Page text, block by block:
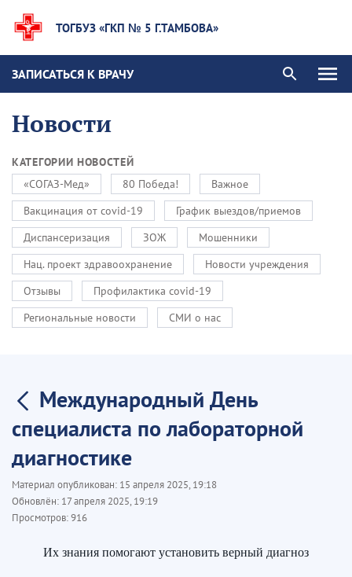
ТОГБУЗ «ГКП № 5 Г.ТАМБОВА»
ЗАПИСАТЬСЯ К ВРАЧУ
Новости
КАТЕГОРИИ НОВОСТЕЙ
«СОГАЗ-Мед»
80 Победа!
Важное
Вакцинация от covid-19
График выездов/приемов
Диспансеризация
ЗОЖ
Мошенники
Нац. проект здравоохранение
Новости учреждения
Отзывы
Профилактика covid-19
Региональные новости
СМИ о нас
Международный День
специалиста по лабораторной
диагностике
Материал опубликован: 15 апреля 2025, 19:18
Обновлён: 17 апреля 2025, 19:19
Просмотров:916
Их знания помогают установить верный диагноз